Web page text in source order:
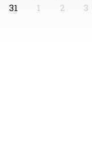
31
1 2 3